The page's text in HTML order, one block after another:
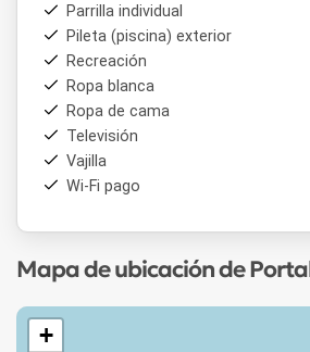
Parrilla individual
Pileta (piscina) exterior
Recreación
Ropa blanca
Ropa de cama
Televisión
Vajilla
Wi-Fi pago
Mapa de ubicación de
+